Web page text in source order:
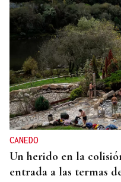
CANEDO
Un herido en la
entrada a las termas